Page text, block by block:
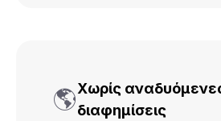
🌎Χωρίς
διαφημίσεις